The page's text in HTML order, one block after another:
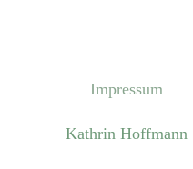
Impressum
Kathrin Hoffmann